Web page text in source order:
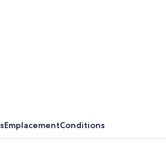
EmplacementConditions